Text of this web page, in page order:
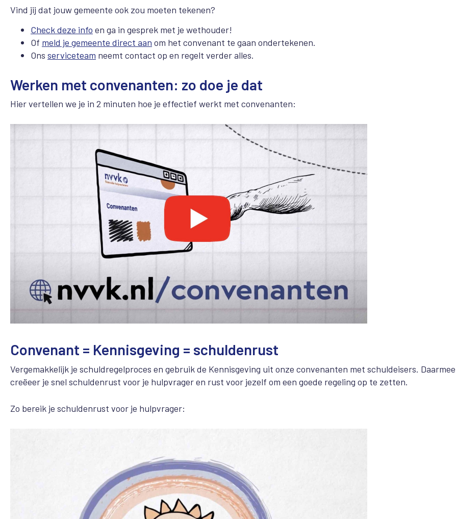
Vind jij dat jouw gemeente ook zou moeten tekenen?
Check deze info en ga in gesprek met je wethouder!
Of meld je gemeente direct aan om het convenant te gaan ondertekenen.
Ons serviceteam neemt contact op en regelt verder alles.
Werken met convenanten: zo doe je dat
Hier vertellen we je in 2 minuten hoe je effectief werkt met convenanten:
Convenant = Kennisgeving = schuldenrust
Vergemakkelijk je schuldregelproces en gebruik de Kennisgeving uit onze convenanten met schuldeisers. Daarmee
creëeer je snel schuldenrust voor je hulpvrager en rust voor jezelf om een goede regeling op te zetten.
Zo bereik je schuldenrust voor je hulpvrager: